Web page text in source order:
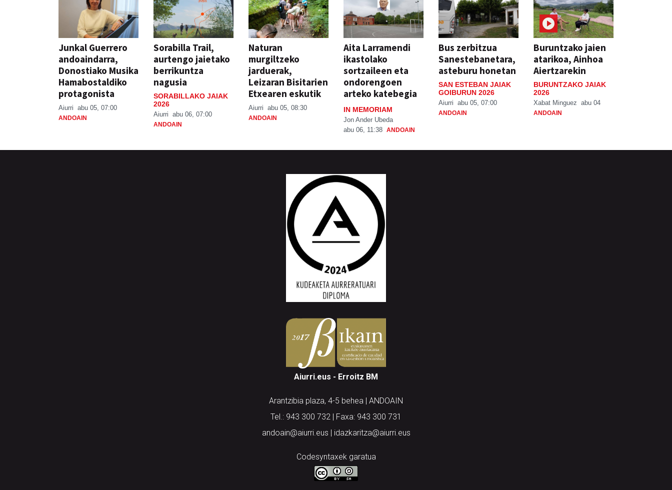
Junkal Guerrero
andoaindarra,
Donostiako Musika
Hamabostaldiko
protagonista
Aiurri abu 05, 07:00
ANDOAIN
Sorabilla Trail,
aurtengo jaietako
berrikuntza
nagusia
SORABILLAKO JAIAK
2026
Aiurri abu 06, 07:00
ANDOAIN
Naturan
murgiltzeko
jarduerak,
Leizaran Bisitarien
Etxearen eskutik
Aiurri abu 05, 08:30
ANDOAIN
Aita Larramendi
ikastolako
sortzaileen eta
ondorengoen
arteko katebegia
IN MEMORIAM
Jon Ander Ubeda
abu 06, 11:38 ANDOAIN
Bus zerbitzua
Sanestebanetara,
asteburu honetan
SAN ESTEBAN JAIAK
GOIBURUN 2026
Aiurri abu 05, 07:00
ANDOAIN
Buruntzako jaien
atarikoa, Ainhoa
Aiertzarekin
BURUNTZAKO JAIAK
2026
Xabat Minguez abu 04
ANDOAIN
Aiurri.eus - Erroitz BM
Arantzibia plaza, 4-5 behea | ANDOAIN
Tel.: 943 300 732 | Faxa: 943 300 731
andoain@aiurri.eus | idazkaritza@aiurri.eus
Codesyntaxek garatua